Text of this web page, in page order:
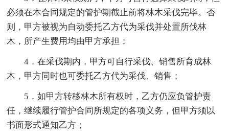
必须在本合同规定的管护期截止前将林木采伐完毕。否
则，甲方被视为自动委托乙方代为采伐并处置所伐林
木，所产生费用均由甲方承担；
4．在采伐期内，甲方可自行采伐、销售所育成林
木，甲方同时也可委托乙方代为采伐、销售；
5．如甲方转移林木所有权时，乙方仍应负管护责
任，继续履行管护合同所规定的各项义务，但甲方须以
书面形式通知乙方；